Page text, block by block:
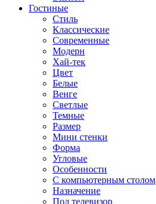
Гостиные
Стиль
Классические
Современные
Модерн
Хай-тек
Цвет
Белые
Венге
Светлые
Темные
Размер
Мини стенки
Форма
Угловые
Особенности
С компьютерным столом
Назначение
Под телевизор